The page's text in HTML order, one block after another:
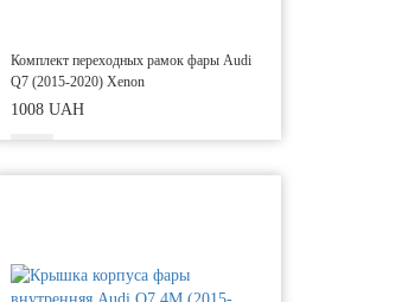
Комплект переходных рамок фары Audi
Q7 (2015-2020) Xenon
1008 UAH